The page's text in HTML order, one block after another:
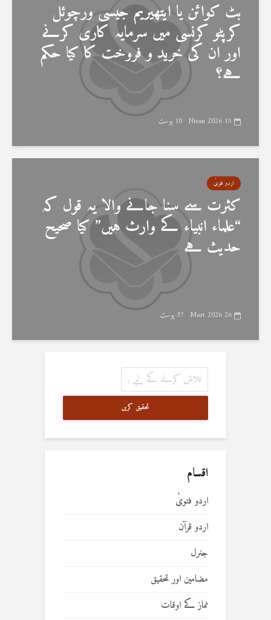
بٹ کوائن یا ایتھیریم جیسی ورچوئل
کرپٹو کرنسی میں سرمایہ کاری کرنے
اور ان کی خرید و فروخت کا کیا حکم
ہے؟
15 Nisan 2026 10 پوسٹ
اردو فتویٰ
کثرت سے سنا جانے والا یہ قول کہ
“علماء انبیاء کے وارث ہیں” کیا صحیح
حدیث ہے
26 Mart 2026 37 پوسٹ
تحقیق کریں
اقسام
اردو فتویٰ
اردو قرآن
جنرل
مضامین اور تحقیق
نماز کے اوقات